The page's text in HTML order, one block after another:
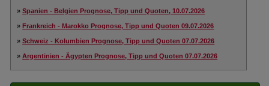
»Spanien - Belgien Prognose, Tipp und Quoten, 10.07.2026
»Frankreich - Marokko Prognose, Tipp und Quoten 09.07.2026
»Schweiz - Kolumbien Prognose, Tipp und Quoten 07.07.2026
»Argentinien - Ägypten Prognose, Tipp und Quoten 07.07.2026